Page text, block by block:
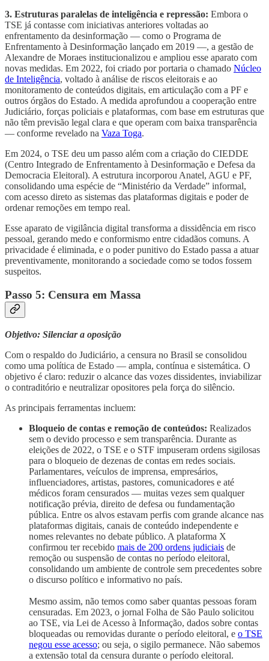
3. Estruturas paralelas de inteligência e repressão: Embora o
TSE já contasse com iniciativas anteriores voltadas ao
enfrentamento da desinformação — como o Programa de
Enfrentamento à Desinformação lançado em 2019 —, a gestão de
Alexandre de Moraes institucionalizou e ampliou esse aparato com
novas medidas. Em 2022, foi criado por portaria o chamado Núcleo
de Inteligência, voltado à análise de riscos eleitorais e ao
monitoramento de conteúdos digitais, em articulação com a PF e
outros órgãos do Estado. A medida aprofundou a cooperação entre
Judiciário, forças policiais e plataformas, com base em estruturas que
não têm previsão legal clara e que operam com baixa transparência
— conforme revelado na Vaza Toga.
Em 2024, o TSE deu um passo além com a criação do CIEDDE
(Centro Integrado de Enfrentamento à Desinformação e Defesa da
Democracia Eleitoral). A estrutura incorporou Anatel, AGU e PF,
consolidando uma espécie de “Ministério da Verdade” informal,
com acesso direto as sistemas das plataformas digitais e poder de
ordenar remoções em tempo real.
Esse aparato de vigilância digital transforma a dissidência em risco
pessoal, gerando medo e conformismo entre cidadãos comuns. A
privacidade é eliminada, e o poder punitivo do Estado passa a atuar
preventivamente, monitorando a sociedade como se todos fossem
suspeitos.
Passo 5: Censura em Massa
Objetivo: Silenciar a oposição
Com o respaldo do Judiciário, a censura no Brasil se consolidou
como uma política de Estado — ampla, contínua e sistemática. O
objetivo é claro: reduzir o alcance das vozes dissidentes, inviabilizar
o contraditório e neutralizar opositores pela força do silêncio.
As principais ferramentas incluem:
Bloqueio de contas e remoção de conteúdos: Realizados
sem o devido processo e sem transparência. Durante as
eleições de 2022, o TSE e o STF impuseram ordens sigilosas
para o bloqueio de dezenas de contas em redes sociais.
Parlamentares, veículos de imprensa, empresários,
influenciadores, artistas, pastores, comunicadores e até
médicos foram censurados — muitas vezes sem qualquer
notificação prévia, direito de defesa ou fundamentação
pública. Entre os alvos estavam perfis com grande alcance nas
plataformas digitais, canais de conteúdo independente e
nomes relevantes no debate público. A plataforma X
confirmou ter recebido mais de 200 ordens judiciais de
remoção ou suspensão de contas no período eleitoral,
consolidando um ambiente de controle sem precedentes sobre
o discurso político e informativo no país.
Mesmo assim, não temos como saber quantas pessoas foram
censuradas. Em 2023, o jornal Folha de São Paulo solicitou
ao TSE, via Lei de Acesso à Informação, dados sobre contas
bloqueadas ou removidas durante o período eleitoral, e o TSE
negou esse acesso; ou seja, o sigilo permanece. Não sabemos
a extensão total da censura durante o período eleitoral.